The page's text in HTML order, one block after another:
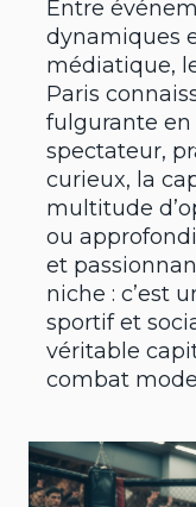
Entre
dynamiques
médiatique,
Paris
fulgurante en
spectateur,
curieux, la
multitude
ou
et
niche : c’est
sportif et
véritable
combat